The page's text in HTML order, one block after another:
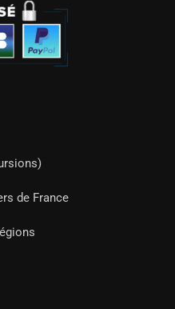
de France